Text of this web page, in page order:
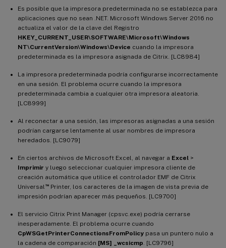
Es posible que la impresora predeterminada no se establezca para
aplicaciones que no sean .NET. Microsoft Windows Server 2016 no
actualiza el valor de la clave del Registro
HKEY_CURRENT_USER\SOFTWARE\Microsoft\Windows
NT\CurrentVersion\Windows\Device cuando la impresora
predeterminada es la impresora asignada de Citrix. [LC8984]
La impresora predeterminada podría configurarse incorrectamente
en una sesión. El problema ocurre cuando la impresora
predeterminada cambia a cualquier otra impresora aleatoria.
[LC8999]
Al reconectar a una sesión, las impresoras asignadas a una sesión
podrían cargarse lentamente al usar nombres de impresora
heredados. [LC9079]
En ciertos archivos de Microsoft Excel, al navegar a Excel >
Imprimir y luego seleccionar cualquier impresora cliente de
creación automática que utilice el controlador EMF de Citrix
Universal ™Printer, los caracteres de la imagen de vista previa de
impresión podrían aparecer más pequeños. [LC9700]
El servicio Citrix Print Manager (cpsvc.exe) podría cerrarse
inesperadamente. El problema ocurre cuando
CpWSGetPrinterConnectionsFromPolicy pasa un puntero nulo a
la cadena de comparación [MS] _wcsicmp . [LC9796]